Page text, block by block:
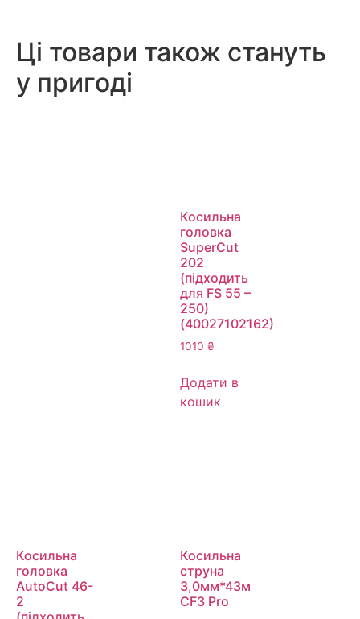
Ці товари також стануть
у пригоді
Косильна
головка
SuperCut
20­2
(підходить
для FS 55 –
250)
(40027102162)
1010 ₴
Додати в
кошик
Косильна
головка
AutoCut 46-
2
Косильна
струна
3,0мм*43м
CF3 Pro